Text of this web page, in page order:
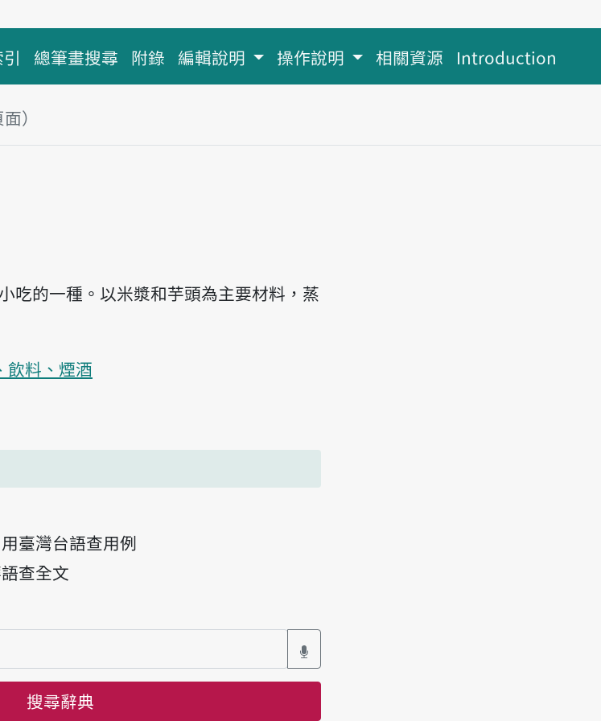
總筆畫搜尋 附錄 編輯說明 操作說明 相關資源 Introduction
）
吃的一種。以米漿和芋頭為主要材料，蒸
料、煙酒
用臺灣台語查用例
查全文
搜尋辭典